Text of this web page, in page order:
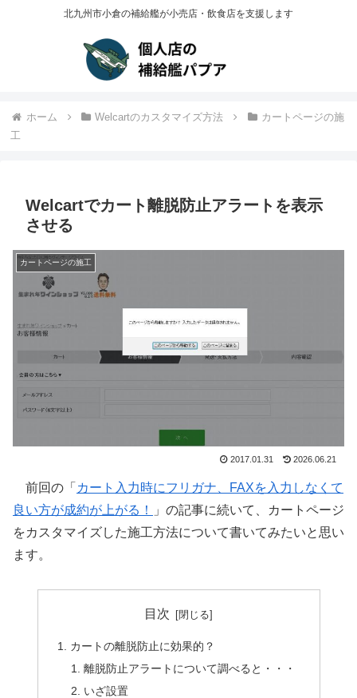
北九州市小倉の補給艦が小売店・飲食店を支援します
ホーム Welcartのカスタマイズ方法
カートページの施
工
Welcartでカート離脱防止アラートを表示
させる
カートページの施工
2017.01.31 2026.06.21
前回の「 カート入力時にフリガナ、FAXを入力しなくて
良い方が成約が上がる！
」の記事に続いて、カートページ
をカスタマイズした施工方法について書いてみたいと思い
ます。
目次
カートの離脱防止に効果的？
離脱防止アラートについて調べると・・・
いざ設置